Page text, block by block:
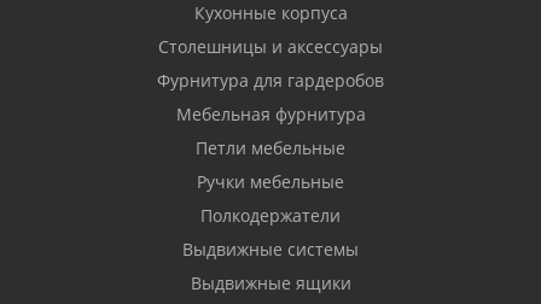
Кухонные корпуса
Столешницы и аксессуары
Фурнитура для гардеробов
Мебельная фурнитура
Петли мебельные
Ручки мебельные
Полкодержатели
Выдвижные системы
Выдвижные ящики